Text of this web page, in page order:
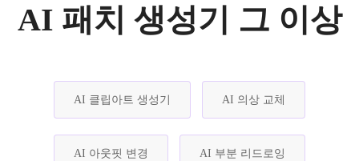
AI 패치 생성기 그 이상
AI 클립아트 생성기 AI 의상 교체
AI 아웃핏 변경 AI 부분 리드로잉